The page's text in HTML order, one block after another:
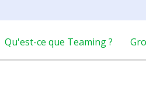
Qu'est-ce que Teaming ?